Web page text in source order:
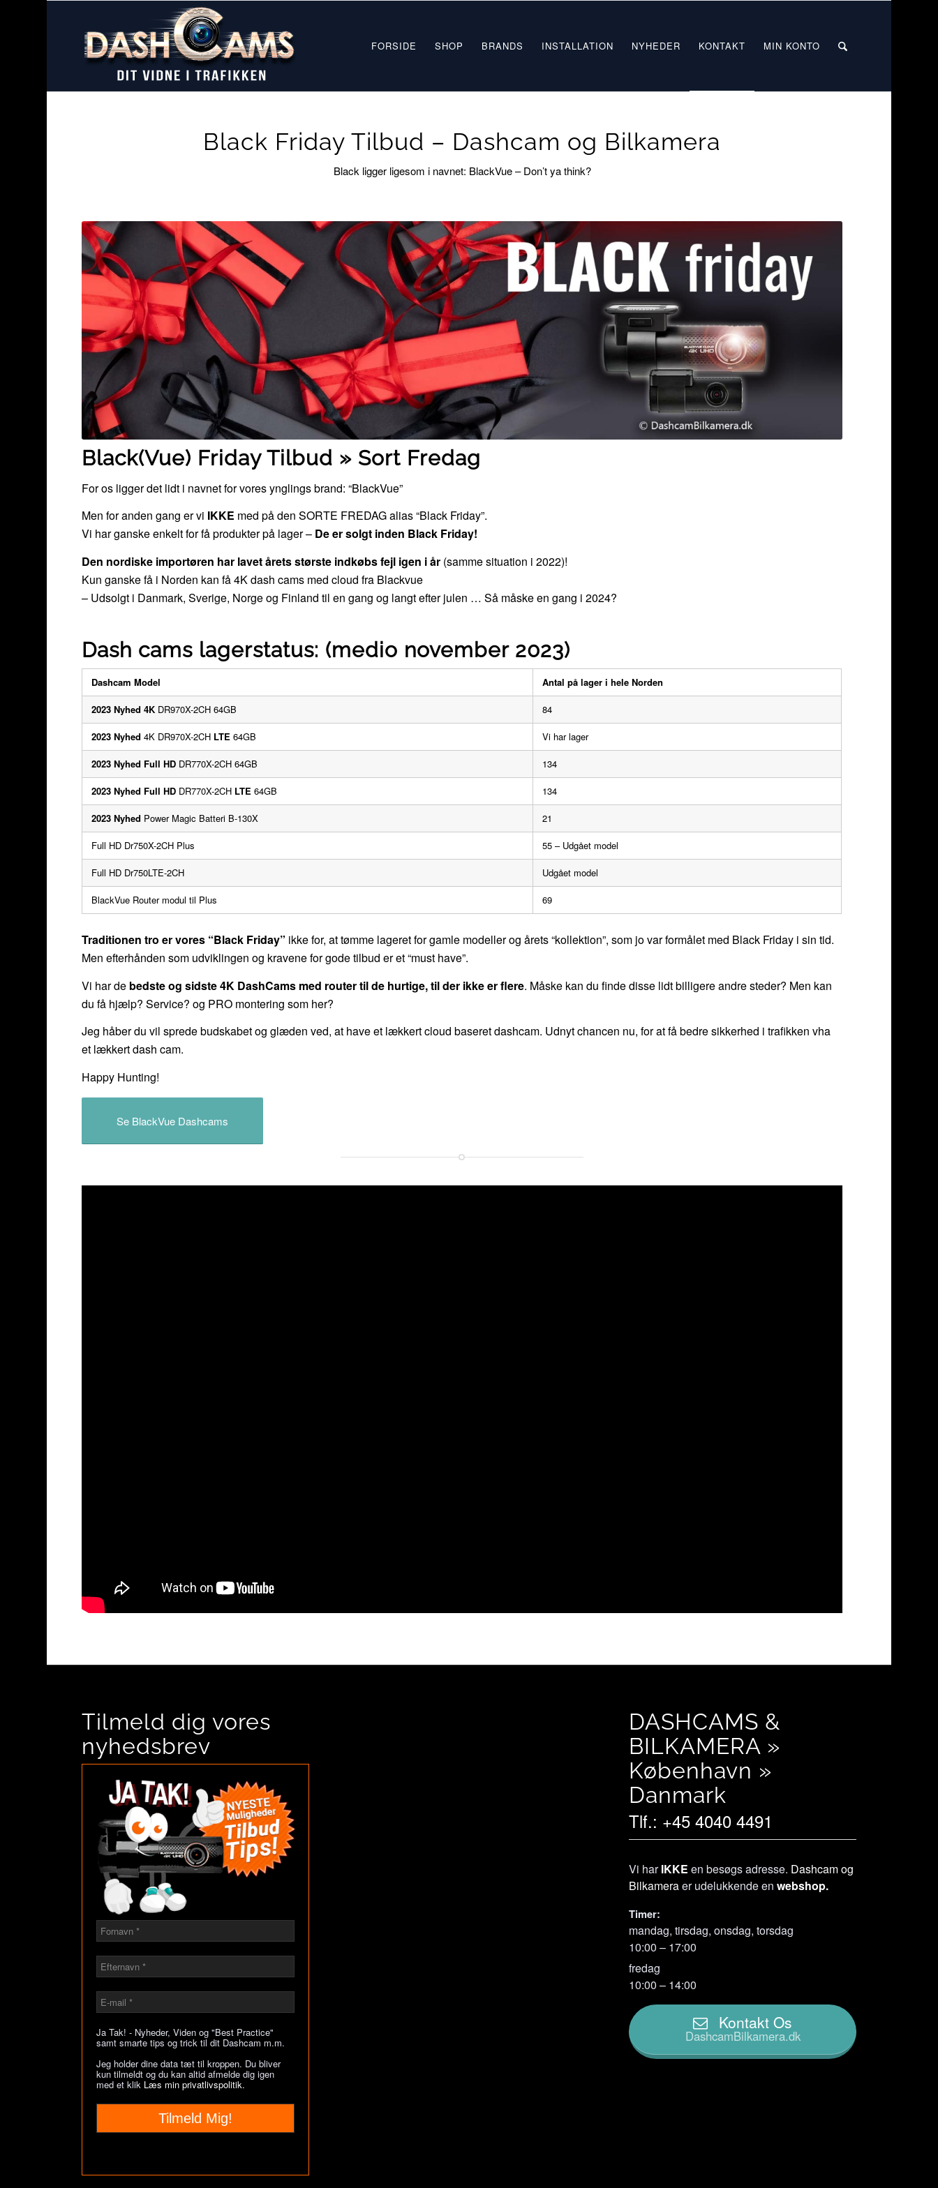
FORSIDE SHOP BRANDS INSTALLATION NYHEDER KONTAKT MIN KONTO
Black Friday Tilbud – Dashcam og Bilkamera
Black ligger ligesom i navnet: BlackVue – Don’t ya think?
Black(Vue) Friday Tilbud » Sort Fredag
For os ligger det lidt i navnet for vores ynglings brand: “BlackVue”
Men for anden gang er vi IKKE med på den SORTE FREDAG alias “Black Friday”.
Vi har ganske enkelt for få produkter på lager – De er solgt inden Black Friday!
Den nordiske importøren har lavet årets største indkøbs fejl igen i år (samme situation i 2022)!
Kun ganske få i Norden kan få 4K dash cams med cloud fra Blackvue
– Udsolgt i Danmark, Sverige, Norge og Finland til en gang og langt efter julen … Så måske en gang i 2024?
Dash cams lagerstatus: (medio november 2023)
Dashcam Model Antal på lager i hele Norden
2023 Nyhed 4K DR970X-2CH 64GB 84
2023 Nyhed 4K DR970X-2CH LTE 64GB Vi har lager
2023 Nyhed Full HD DR770X-2CH 64GB 134
2023 Nyhed Full HD DR770X-2CH LTE 64GB 134
2023 Nyhed Power Magic Batteri B-130X 21
Full HD Dr750X-2CH Plus 55 – Udgået model
Full HD Dr750LTE-2CH Udgået model
BlackVue Router modul til Plus 69
Traditionen tro er vores “Black Friday” ikke for, at tømme lageret for gamle modeller og årets “kollektion”, som jo var formålet med Black Friday i sin tid.
Men efterhånden som udviklingen og kravene for gode tilbud er et “must have”.
Vi har de bedste og sidste 4K DashCams med router til de hurtige, til der ikke er flere. Måske kan du finde disse lidt billigere andre steder? Men kan
du få hjælp? Service? og PRO montering som her?
Jeg håber du vil sprede budskabet og glæden ved, at have et lækkert cloud baseret dashcam. Udnyt chancen nu, for at få bedre sikkerhed i trafikken vha
et lækkert dash cam.
Happy Hunting!
Se BlackVue Dashcams
Tilmeld dig vores
nyhedsbrev
Ja Tak! - Nyheder, Viden og "Best Practice"
samt smarte tips og trick til dit Dashcam m.m.
Jeg holder dine data tæt til kroppen. Du bliver
kun tilmeldt og du kan altid afmelde dig igen
med et klik Læs min privatlivspolitik.
DASHCAMS &
BILKAMERA »
København »
Danmark
Tlf.: +45 4040 4491
Vi harIKKE en besøgs adresse. Dashcam og
Bilkameraer udelukkende enwebshop.
Timer:
mandag, tirsdag, onsdag, torsdag
10:00 – 17:00
fredag
10:00 – 14:00
Kontakt Os
DashcamBilkamera.dk